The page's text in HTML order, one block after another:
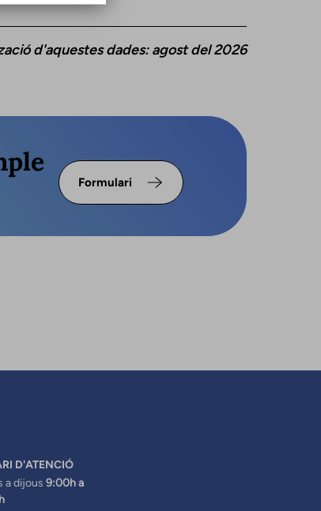
d'aquestes dades: agost del 2026
Formulari
D'ATENCIÓ
a dijous 9:00h a